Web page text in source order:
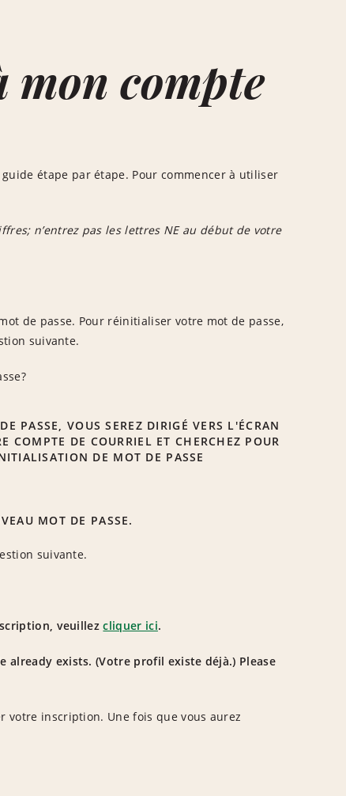
mon compte
étape par étape. Pour commencer à utiliser
n’entrez pas les lettres NE au début de votre
de passe. Pour réinitialiser votre mot de passe,
suivante.
PASSE, VOUS SEREZ DIRIGÉ VERS L'ÉCRAN
COMPTE DE COURRIEL ET CHERCHEZ POUR
DE MOT DE PASSE
MOT DE PASSE.
suivante.
veuillezcliquer ici.
already exists. (Votre profil existe déjà.) Please
votre inscription. Une fois que vous aurez